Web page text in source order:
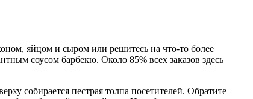
яйцом и сыром или решитесь на что-то более
соусом барбекю. Около 85% всех заказов здесь
собирается пестрая толпа посетителей. Обратите